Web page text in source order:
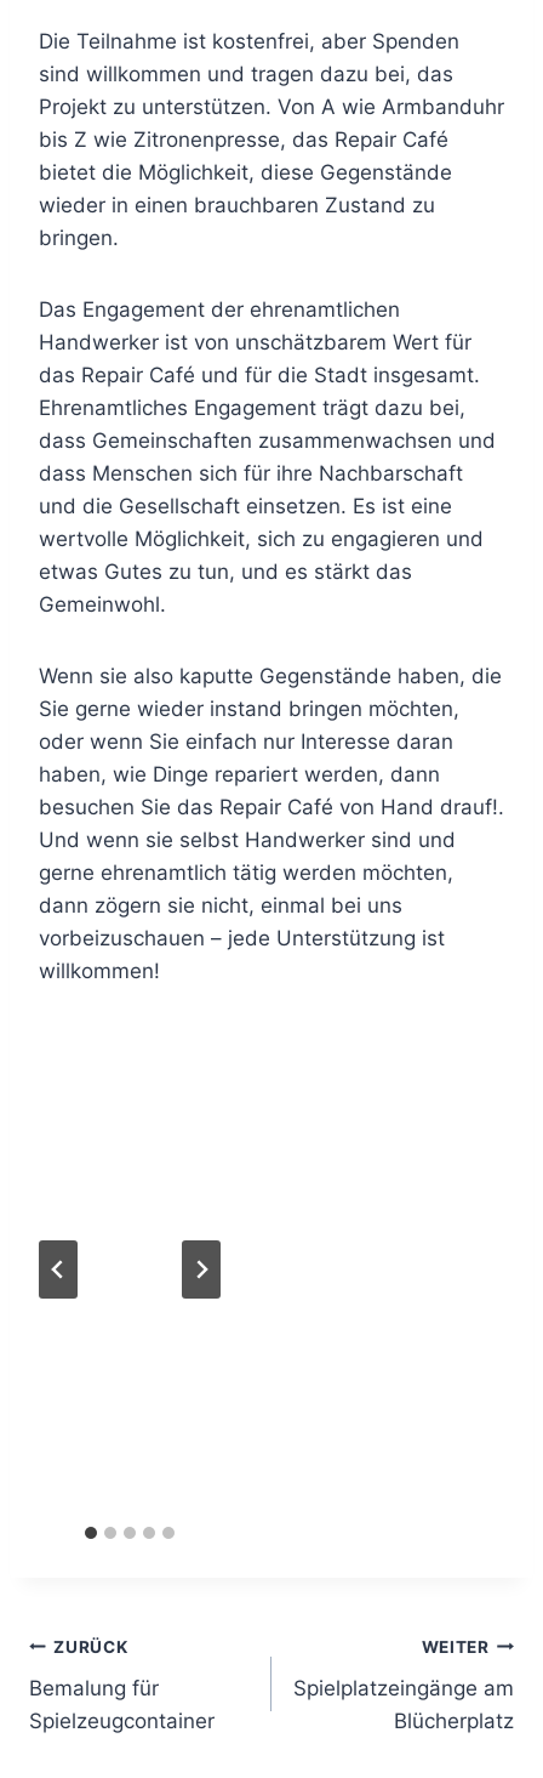
Die Teilnahme ist kostenfrei, aber Spenden
sind willkommen und tragen dazu bei, das
Projekt zu unterstützen. Von A wie Armbanduhr
bis Z wie Zitronenpresse, das Repair Café
bietet die Möglichkeit, diese Gegenstände
wieder in einen brauchbaren Zustand zu
bringen.
Das Engagement der ehrenamtlichen
Handwerker ist von unschätzbarem Wert für
das Repair Café und für die Stadt insgesamt.
Ehrenamtliches Engagement trägt dazu bei,
dass Gemeinschaften zusammenwachsen und
dass Menschen sich für ihre Nachbarschaft
und die Gesellschaft einsetzen. Es ist eine
wertvolle Möglichkeit, sich zu engagieren und
etwas Gutes zu tun, und es stärkt das
Gemeinwohl.
Wenn sie also kaputte Gegenstände haben, die
Sie gerne wieder instand bringen möchten,
oder wenn Sie einfach nur Interesse daran
haben, wie Dinge repariert werden, dann
besuchen Sie das Repair Café von Hand drauf!.
Und wenn sie selbst Handwerker sind und
gerne ehrenamtlich tätig werden möchten,
dann zögern sie nicht, einmal bei uns
vorbeizuschauen – jede Unterstützung ist
willkommen!
Beitragsnavigation
ZURÜCK
Bemalung für
Spielzeugcontainer
WEITER
Spielplatzeingänge am
Blücherplatz